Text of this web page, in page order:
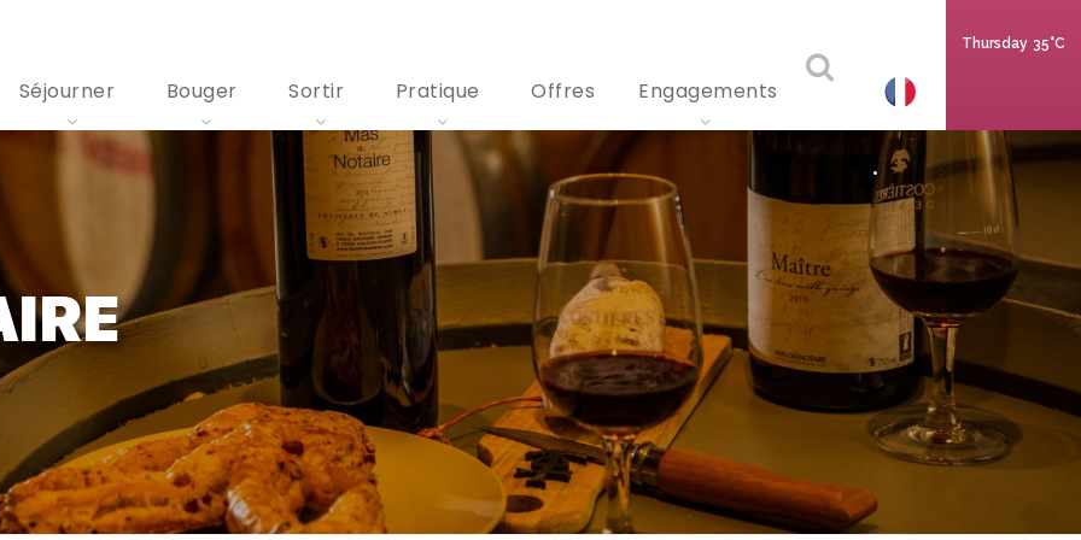
Séjourner Bouger Sortir Pratique Offres Engagements
Thursday 35°C